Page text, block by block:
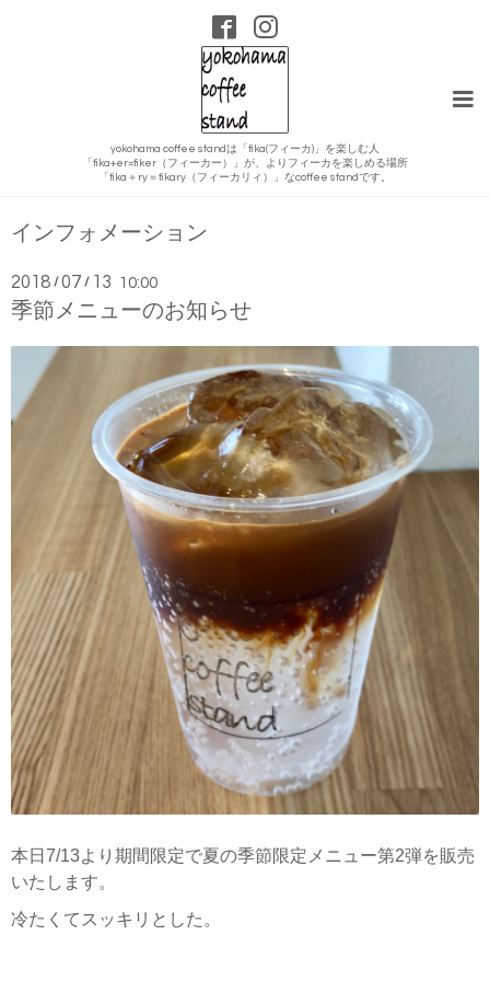
yokohama coffee standは「fika(フィーカ)」を楽しむ人
「fika+er=fiker（フィーカー）」が、よりフィーカを楽しめる場所
「fika＋ry＝fikary（フィーカリィ）」なcoffee standです。
インフォメーション
2018 /07 / 13 10:00
季節メニューのお知らせ
本日7/13より期間限定で夏の季節限定メニュー第2弾を販売
いたします。
冷たくてスッキリとした。